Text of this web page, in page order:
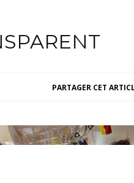
PARTAGER CET